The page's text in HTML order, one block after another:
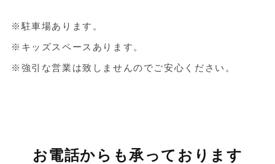
※駐車場あります。
※キッズスペースあります。
※強引な営業は致しませんのでご安心ください。
お電話からも承っております